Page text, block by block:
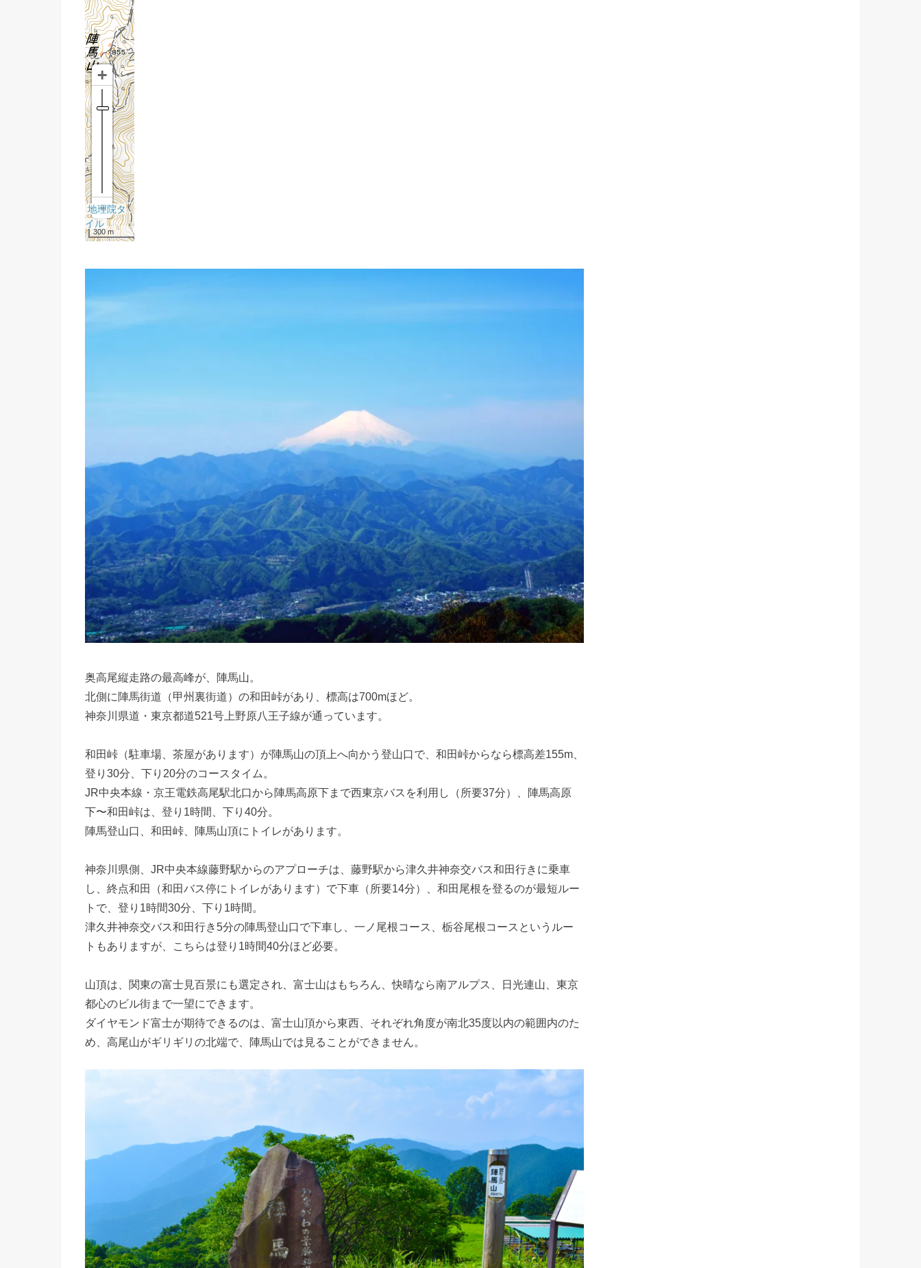
奥高尾縦走路の最高峰が、陣馬山。
北側に陣馬街道（甲州裏街道）の和田峠があり、標高は700mほど。
神奈川県道・東京都道521号上野原八王子線が通っています。
和田峠（駐車場、茶屋があります）が陣馬山の頂上へ向かう登山口で、和田峠からなら標高差155m、
登り30分、下り20分のコースタイム。
JR中央本線・京王電鉄高尾駅北口から陣馬高原下まで西東京バスを利用し（所要37分）、陣馬高原
下〜和田峠は、登り1時間、下り40分。
陣馬登山口、和田峠、陣馬山頂にトイレがあります。
神奈川県側、JR中央本線藤野駅からのアプローチは、藤野駅から津久井神奈交バス和田行きに乗車
し、終点和田（和田バス停にトイレがあります）で下車（所要14分）、和田尾根を登るのが最短ルー
トで、登り1時間30分、下り1時間。
津久井神奈交バス和田行き5分の陣馬登山口で下車し、一ノ尾根コース、栃谷尾根コースというルー
トもありますが、こちらは登り1時間40分ほど必要。
山頂は、関東の富士見百景にも選定され、富士山はもちろん、快晴なら南アルプス、日光連山、東京
都心のビル街まで一望にできます。
ダイヤモンド富士が期待できるのは、富士山頂から東西、それぞれ角度が南北35度以内の範囲内のた
め、高尾山がギリギリの北端で、陣馬山では見ることができません。